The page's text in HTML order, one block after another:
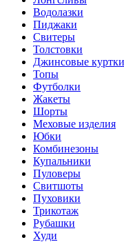
Водолазки
Пиджаки
Свитеры
Толстовки
Джинсовые куртки
Топы
Футболки
Жакеты
Шорты
Меховые изделия
Юбки
Комбинезоны
Купальники
Пуловеры
Свитшоты
Пуховики
Трикотаж
Рубашки
Худи